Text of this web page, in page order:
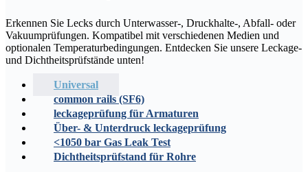
Erkennen Sie Lecks durch Unterwasser-, Druckhalte-, Abfall- oder
Vakuumprüfungen. Kompatibel mit verschiedenen Medien und
optionalen Temperaturbedingungen. Entdecken Sie unsere Leckage-
und Dichtheitsprüfstände unten!
Universal
common rails (SF6)
leckageprüfung für Armaturen
Über- & Unterdruck leckageprüfung
<1050 bar Gas Leak Test
Dichtheitsprüfstand für Rohre